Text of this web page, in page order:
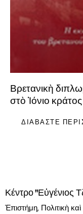
Βρετανικὴ
στὸ Ἰόνιο κράτος
ΔΙΑΒΆΣΤΕ
Κέντρο "Εὐγένιος
Ἐπιστήμη, Πολιτικὴ